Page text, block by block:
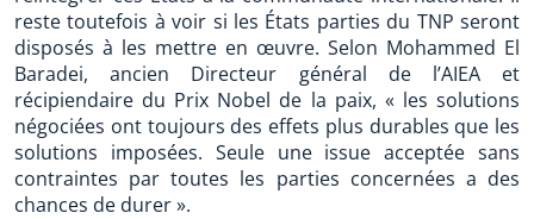
reste toutefois à voir si les États parties du TNP seront
disposés à les mettre en œuvre. Selon Mohammed El
Baradei, ancien Directeur général de l’AIEA et
récipiendaire du Prix Nobel de la paix, « les solutions
négociées ont toujours des effets plus durables que les
solutions imposées. Seule une issue acceptée sans
contraintes par toutes les parties concernées a des
chances de durer ».